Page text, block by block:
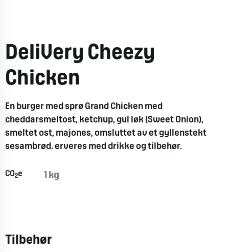
DeliVery Cheezy
Chicken
En burger med sprø Grand Chicken med
cheddarsmeltost, ketchup, gul løk (Sweet Onion),
smeltetost, majones, omsluttetav et gyllenstekt
sesambrød.erveres med drikke ogtilbehør.
CO2e 1 kg
Tilbehør